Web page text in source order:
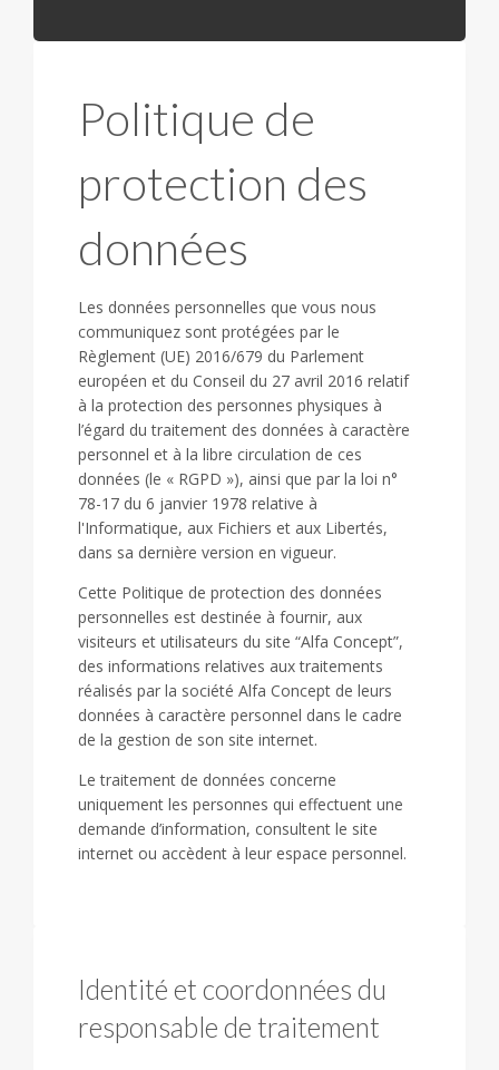
Politique de
protection des
données
Les données personnelles que vous nous
communiquez sont protégées par le
Règlement (UE) 2016/679 du Parlement
européen et du Conseil du 27 avril 2016 relatif
à la protection des personnes physiques à
l’égard du traitement des données à caractère
personnel et à la libre circulation de ces
données (le « RGPD »), ainsi que par la loi n°
78-17 du 6 janvier 1978 relative à
l'Informatique, aux Fichiers et aux Libertés,
dans sa dernière version en vigueur.
Cette Politique de protection des données
personnelles est destinée à fournir, aux
visiteurs et utilisateurs du site “Alfa Concept”,
des informations relatives aux traitements
réalisés par la société Alfa Concept de leurs
données à caractère personnel dans le cadre
de la gestion de son site internet.
Le traitement de données concerne
uniquement les personnes qui effectuent une
demande d’information, consultent le site
internet ou accèdent à leur espace personnel.
Identité et coordonnées du
responsable de traitement